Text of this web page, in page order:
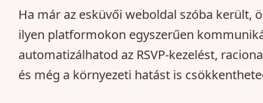
Ha már az esküvői weboldal szóba került,
ilyen platformokon egyszerűen
automatizálhatod az RSVP-kezelést,
és még a környezeti hatást is